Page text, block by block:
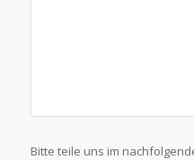
Bitte teile uns im